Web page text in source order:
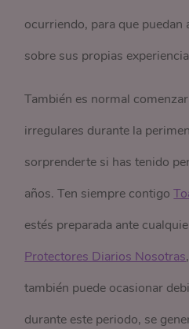
ocurriendo, para que
sobre sus propias
También es normal
irregulares durante la
sorprenderte si has tenido
años. Ten siempre contigo
estés preparada ante
Protectores Diarios Nosotras
también puede ocasionar
durante este periodo, se